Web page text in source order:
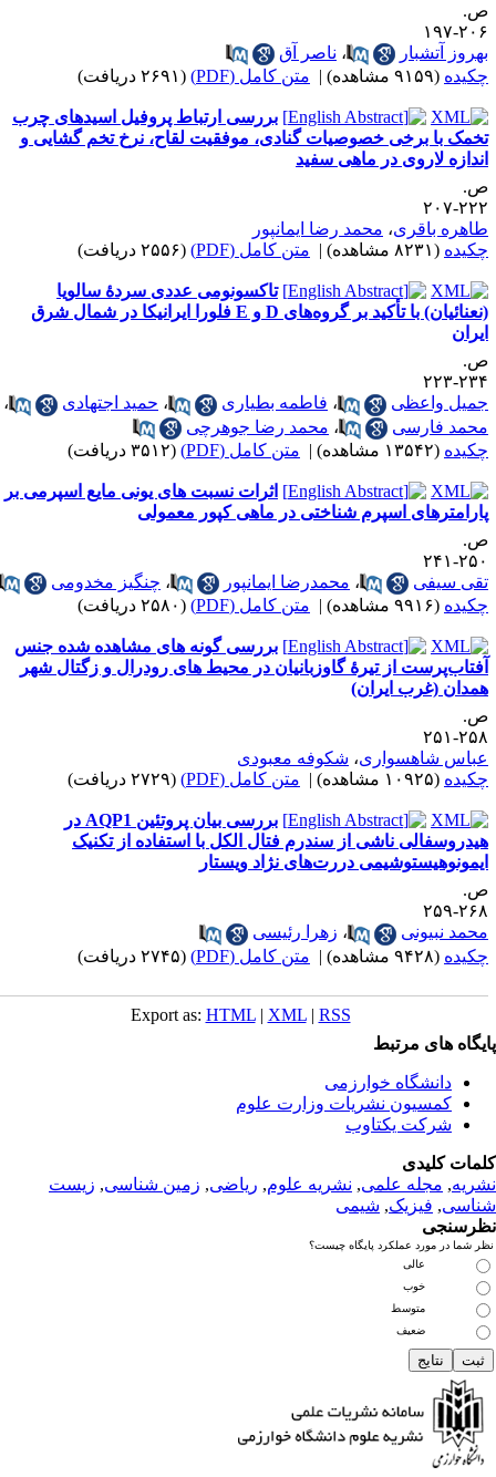
۱۹۷
آتشبار
،ناصر آق
(۹۱۵۹ مشاهده) | متن کامل (PDF) (۲۶۹۱ دریافت)
بررسی ارتباط پروفیل اسیدهای چرب
با برخی خصوصیات گنادی، موفقیت لقاح، نرخ تخم گشایی و
لاروی در ماهی سفید
۲۰۷
باقری ،محمد رضا ایمانپور
(۸۲۳۱ مشاهده) | متن کامل (PDF) (۲۵۵۶ دریافت)
تاکسونومی عددی سردۀ سالویا
(نعنائیان) با تأکید بر گروه‌های D‏ و E فلورا ایرانیکا در شمال شرق
۲۲۳
واعظی
،فاطمه بطیاری ،حمید اجتهادی
،
فارسی
،محمد رضا جوهرچی
(۱۳۵۴۲ مشاهده) | متن کامل (PDF) (۳۵۱۲ دریافت)
اثرات نسبت های یونی مایع اسپرمی بر
اسپرم شناختی در ماهی کپور معمولی
۲۴۱
سیفی
،محمدرضا ایمانپور ،چنگیز مخدومی
(۹۹۱۶ مشاهده) | متن کامل (PDF) (۲۵۸۰ دریافت)
بررسی گونه های مشاهده شده جنس
از تیرۀ گاوزبانیان در محیط های رودرال و زگتال شهر
(غرب ایران)
۲۵۱
شاهسواری ،شکوفه معبودی
(۱۰۹۲۵ مشاهده) | متن کامل (PDF) (۲۷۲۹ دریافت)
بررسی بیان پروتئین AQP1 در
ناشی از سندرم فتال الکل با استفاده از تکنیک
دررت‌های نژاد ویستار
۲۵۹
نبیونی
،زهرا رئیسی
(۹۴۲۸ مشاهده) | متن کامل (PDF) (۲۷۴۵ دریافت)
Export as:HTML |XML|RSS
های مرتبط
دانشگاه خوارزمی
کمسیون نشریات وزارت علوم
شرکت یکتاوب
کلیدی
,مجله علمی, نشریه علوم,ریاضی, زمین شناسی, زیست
, فیزیک,شیمی
شما در مورد عملکرد پایگاه چیست؟
عالی
خوب
متوسط
ضعیف